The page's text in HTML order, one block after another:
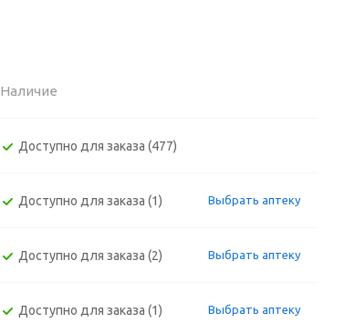
Наличие
Доступно для заказа (477)
Доступно для заказа (1) Выбрать аптеку
Доступно для заказа (2) Выбрать аптеку
Доступно для заказа (1) Выбрать аптеку